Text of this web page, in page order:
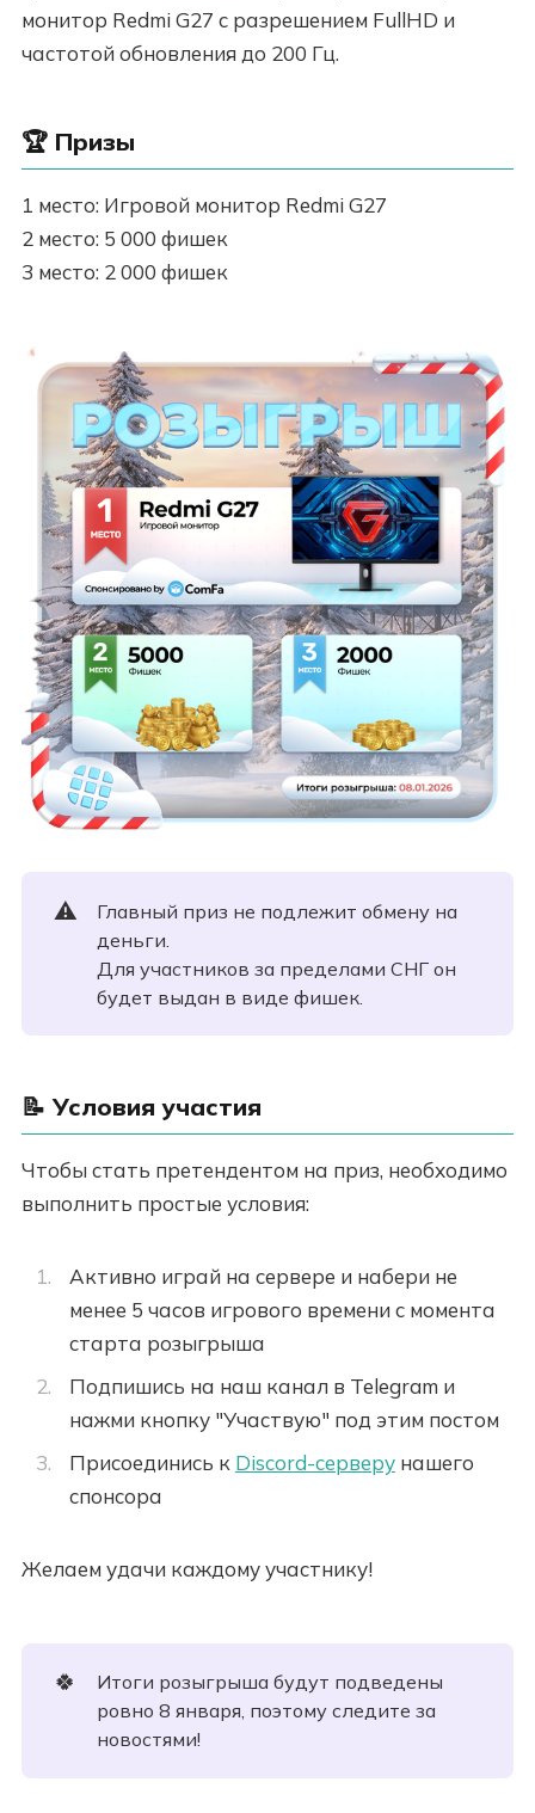
монитор Redmi G27 с разрешением FullHD и
частотой обновления до 200 Гц.
🏆 Призы
1 место: Игровой монитор Redmi G27
2 место: 5 000 фишек
3 место: 2 000 фишек
⚠️
Главный приз не подлежит обмену на
деньги.
Для участников за пределами СНГ он
будет выдан в виде фишек.
📝Условия участия
Чтобы стать претендентом на приз, необходимо
выполнить простые условия:
Активно играй на сервере и набери не
менее 5 часов игрового времени с момента
старта розыгрыша
Подпишись на наш канал в Telegram и
нажми кнопку "Участвую" под этим постом
Присоединись к Discord-серверунашего
спонсора
Желаем удачи каждому участнику!
🍀
Итоги розыгрыша будут подведены
ровно 8 января, поэтому следите за
новостями!